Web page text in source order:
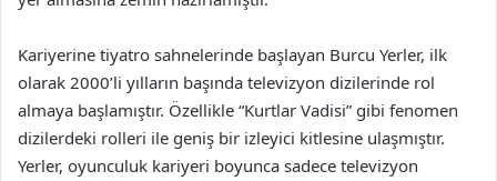
Kariyerine tiyatro sahnelerinde başlayan Burcu Yerler, ilk
olarak 2000’li yılların başında televizyon dizilerinde rol
almaya başlamıştır. Özellikle “Kurtlar Vadisi” gibi fenomen
dizilerdeki rolleri ile geniş bir izleyici kitlesine ulaşmıştır.
Yerler, oyunculuk kariyeri boyunca sadece televizyon